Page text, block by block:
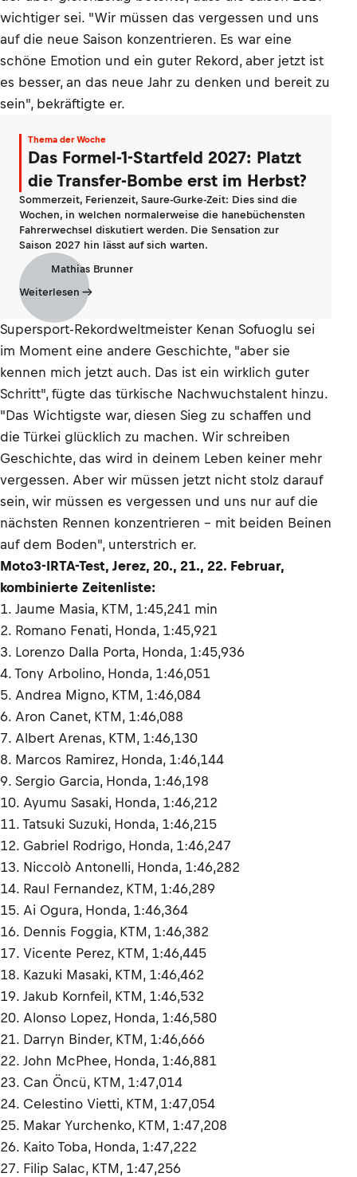
wichtiger sei. "Wir müssen das vergessen und uns
auf die neue Saison konzentrieren. Es war eine
schöne Emotion und ein guter Rekord, aber jetzt ist
es besser, an das neue Jahr zu denken und bereit zu
sein", bekräftigte er.
Thema der Woche
Das Formel-1-Startfeld 2027: Platzt
die Transfer-Bombe erst im Herbst?
Sommerzeit, Ferienzeit, Saure-Gurke-Zeit: Dies sind die
Wochen, in welchen normalerweise die hanebüchensten
Fahrerwechsel diskutiert werden. Die Sensation zur
Saison 2027 hin lässt auf sich warten.
Mathias Brunner
Weiterlesen
Supersport-Rekordweltmeister Kenan Sofuoglu sei
im Moment eine andere Geschichte, "aber sie
kennen mich jetzt auch. Das ist ein wirklich guter
Schritt", fügte das türkische Nachwuchstalent hinzu.
"Das Wichtigste war, diesen Sieg zu schaffen und
die Türkei glücklich zu machen. Wir schreiben
Geschichte, das wird in deinem Leben keiner mehr
vergessen. Aber wir müssen jetzt nicht stolz darauf
sein, wir müssen es vergessen und uns nur auf die
nächsten Rennen konzentrieren – mit beiden Beinen
auf dem Boden", unterstrich er.
Moto3-IRTA-Test, Jerez, 20., 21., 22. Februar,
kombinierte Zeitenliste:
1. Jaume Masia, KTM, 1:45,241 min
2. Romano Fenati, Honda, 1:45,921
3. Lorenzo Dalla Porta, Honda, 1:45,936
4. Tony Arbolino, Honda, 1:46,051
5. Andrea Migno, KTM, 1:46,084
6. Aron Canet, KTM, 1:46,088
7. Albert Arenas, KTM, 1:46,130
8. Marcos Ramirez, Honda, 1:46,144
9. Sergio Garcia, Honda, 1:46,198
10. Ayumu Sasaki, Honda, 1:46,212
11. Tatsuki Suzuki, Honda, 1:46,215
12. Gabriel Rodrigo, Honda, 1:46,247
13. Niccolò Antonelli, Honda, 1:46,282
14. Raul Fernandez, KTM, 1:46,289
15. Ai Ogura, Honda, 1:46,364
16. Dennis Foggia, KTM, 1:46,382
17. Vicente Perez, KTM, 1:46,445
18. Kazuki Masaki, KTM, 1:46,462
19. Jakub Kornfeil, KTM, 1:46,532
20. Alonso Lopez, Honda, 1:46,580
21. Darryn Binder, KTM, 1:46,666
22. John McPhee, Honda, 1:46,881
23. Can Öncü, KTM, 1:47,014
24. Celestino Vietti, KTM, 1:47,054
25. Makar Yurchenko, KTM, 1:47,208
26. Kaito Toba, Honda, 1:47,222
27. Filip Salac, KTM, 1:47,256